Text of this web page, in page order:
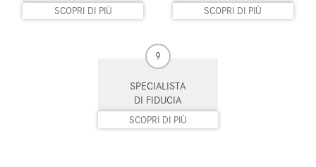
Telecamera per parcheggio
Tetto panorama
Trazione integrale
Vivavoce
Volante multifunzione
SCOPRI DI PIÙ
SCOPRI DI PIÙ
9
SPECIALISTA
DI FIDUCIA
SCOPRI DI PIÙ